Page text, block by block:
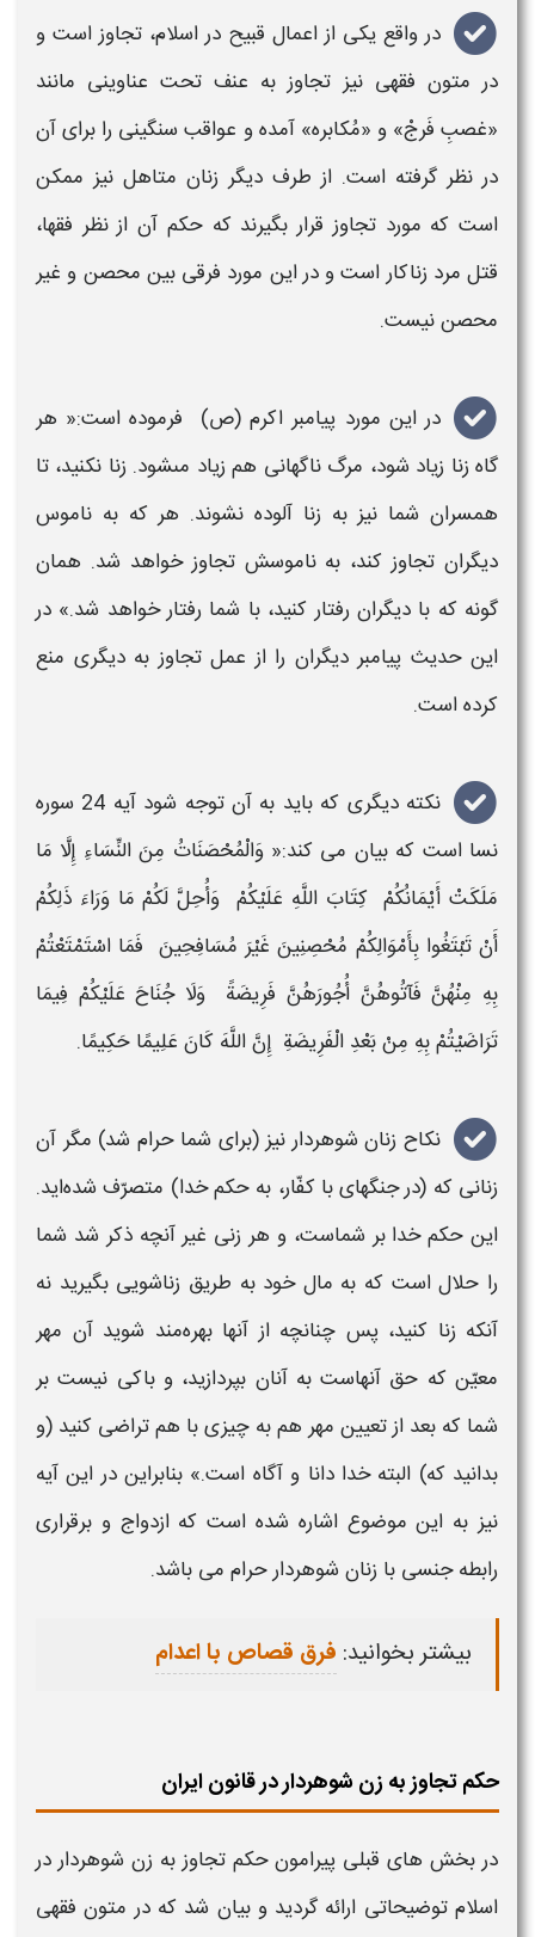
در واقع یکی از اعمال قبیح دراسلام، تجاوزاست و
در متون فقهی نیز تجاوزبه عنف تحت عناوینی مانند
«غصبِ فَرجْ» و «مُکابره» آمده و عواقب سنگینی را برای آن
در نظر گرفته است. از طرف دیگر زنان متاهل نیز ممکن
است که مورد تجاوزقرار بگیرند کهحکم آن از نظر فقها،
قتل مرد زناکار است و در این مورد فرقی بین محصن و غیر
محصن نیست.
در این مورد پیامبر اکرم (ص) فرموده است:« هر
گاه زنا زیاد شود، مرگ ناگهانى هم زیاد مى‏شود. زنا نکنید، تا
همسران شما نیز به زنا آلوده نشوند. هر که به ناموس
دیگران تجاوز کند، به ناموسش تجاوزخواهد شد. همان
گونه که با دیگران رفتار کنید، با شما رفتار خواهد شد.» در
این حدیث پیامبر دیگران را از عمل تجاوز به دیگری منع
کرده است.
نکته دیگری که باید به آن توجه شود آیه 24 سوره
نسا است که بیان می کند:« وَالْمُحْصَنَاتُ مِنَ النِّسَاءِ إِلَّا مَا
مَلَكَتْ أَيْمَانُكُمْ كِتَابَ اللَّهِ عَلَيْكُمْ وَأُحِلَّ لَكُمْ مَا وَرَاءَ ذَلِكُمْ
أَنْ تَبْتَغُوا بِأَمْوَالِكُمْ مُحْصِنِينَ غَيْرَ مُسَافِحِينَ فَمَا اسْتَمْتَعْتُمْ
بِهِ مِنْهُنَّ فَآتُوهُنَّ أُجُورَهُنَّ فَرِيضَةً وَلَا جُنَاحَ عَلَيْكُمْ فِيمَا
تَرَاضَيْتُمْ بِهِ مِنْ بَعْدِ الْفَرِيضَةِ إِنَّ اللَّهَ كَانَ عَلِيمًا حَكِيمًا.
نکاح زنان شوهردار نیز (برای شما حرام شد) مگر آن
زنانی که (در جنگهای با کفّار، بهحکمخدا) متصرّف شده‌اید.
این حکمخدا بر شماست، و هر زنی غیر آنچه ذکر شد شما
را حلال است که به مال خود به طریق زناشویی بگیرید نه
آنکه زنا کنید، پس چنانچه از آنها بهره‌مند شوید آن مهر
معیّن که حق آنهاست به آنان بپردازید، و باکی نیست بر
شما که بعد از تعیین مهر هم به چیزی با هم تراضی کنید (و
بدانید که) البته خدا دانا و آگاه است.» بنابراین در این آیه
نیز به این موضوع اشاره شده است که ازدواج و برقراری
رابطه جنسى با زنان شوهردارحرام می باشد.
بیشتر بخوانید: فرق قصاص با اعدام
حکم تجاوز به زن شوهردار در قانون ایران
در بخش های قبلی پیرامونحکم تجاوز به زن شوهرداردر
اسلام توضیحاتی ارائه گردید و بیان شد که در متون فقهی